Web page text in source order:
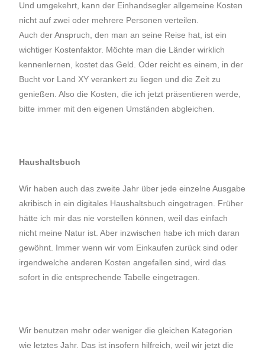
Und umgekehrt, kann der Einhandsegler allgemeine Kosten
nicht auf zwei oder mehrere Personen verteilen.
Auch der Anspruch, den man an seine Reise hat, ist ein
wichtiger Kostenfaktor. Möchte man die Länder wirklich
kennenlernen, kostet das Geld. Oder reicht es einem, in der
Bucht vor Land XY verankert zu liegen und die Zeit zu
genießen. Also die Kosten, die ich jetzt präsentieren werde,
bitte immer mit den eigenen Umständen abgleichen.
Haushaltsbuch
Wir haben auch das zweite Jahr über jede einzelne Ausgabe
akribisch in ein digitales Haushaltsbuch eingetragen. Früher
hätte ich mir das nie vorstellen können, weil das einfach
nicht meine Natur ist. Aber inzwischen habe ich mich daran
gewöhnt. Immer wenn wir vom Einkaufen zurück sind oder
irgendwelche anderen Kosten angefallen sind, wird das
sofort in die entsprechende Tabelle eingetragen.
Wir benutzen mehr oder weniger die gleichen Kategorien
wie letztes Jahr. Das ist insofern hilfreich, weil wir jetzt die